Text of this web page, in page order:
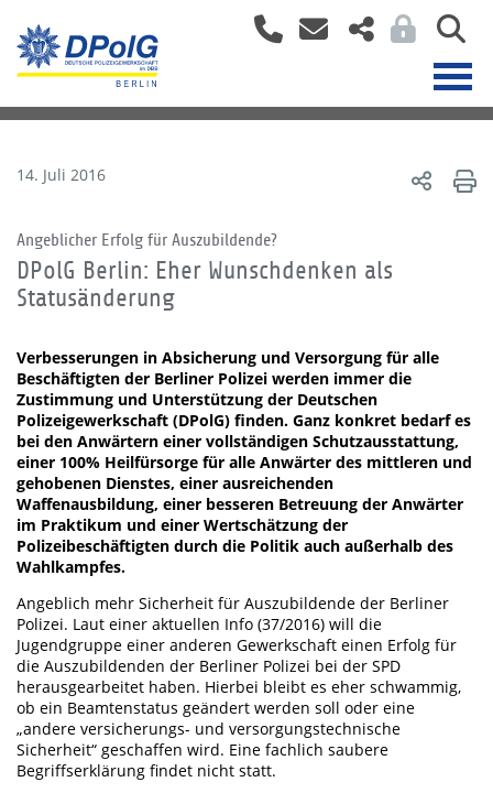
14. Juli 2016
Angeblicher Erfolg für Auszubildende?
DPolG Berlin: Eher Wunschdenken als
Statusänderung
Verbesserungen in Absicherung und Versorgung für alle
Beschäftigten der Berliner Polizei werden immer die
Zustimmung und Unterstützung der Deutschen
Polizeigewerkschaft (DPolG) finden. Ganz konkret bedarf es
bei den Anwärtern einer vollständigen Schutzausstattung,
einer 100% Heilfürsorge für alle Anwärter des mittleren und
gehobenen Dienstes, einer ausreichenden
Waffenausbildung, einer besseren Betreuung der Anwärter
im Praktikum und einer Wertschätzung der
Polizeibeschäftigten durch die Politik auch außerhalb des
Wahlkampfes.
Angeblich mehr Sicherheit für Auszubildende der Berliner
Polizei. Laut einer aktuellen Info (37/2016) will die
Jugendgruppe einer anderen Gewerkschaft einen Erfolg für
die Auszubildenden der Berliner Polizei bei der SPD
herausgearbeitet haben. Hierbei bleibt es eher schwammig,
ob ein Beamtenstatus geändert werden soll oder eine
„andere versicherungs- und versorgungstechnische
Sicherheit“ geschaffen wird. Eine fachlich saubere
Begriffserklärung findet nicht statt.